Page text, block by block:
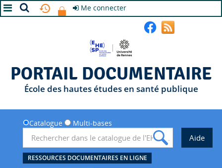
Me connecter
PORTAIL DOCUMENTAIRE
École des hautes études en santé publique
Catalogue Multi-bases
RESSOURCES DOCUMENTAIRES EN LIGNE